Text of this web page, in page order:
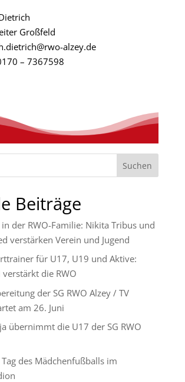
Großfeld
alzey.de
– 7367598
Suchen
Beiträge
der RWO-Familie: Nikita Tribus und
verstärken Verein und Jugend
für U17, U19 und Aktive:
verstärkt die RWO
der SG RWO Alzey / TV
am 26. Juni
übernimmt die U17 der SG RWO
des Mädchenfußballs im